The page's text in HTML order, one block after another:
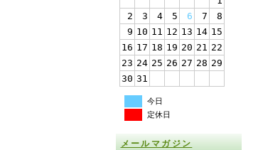
2
3 4 5 6 7
8
9 10 11 12 13 14 15
16 17 18 19 20 21 22
23 24 25 26 27 28 29
30 31
今日
定休日
メールマガジン